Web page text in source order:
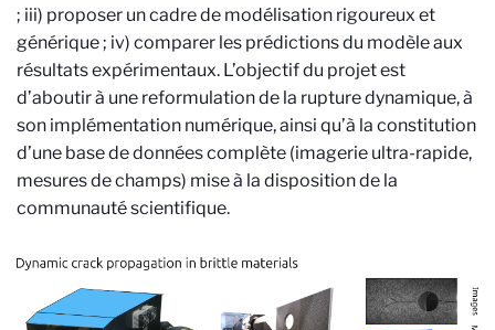
; iii) proposer un cadre de modélisation rigoureux et
générique ; iv) comparer les prédictions du modèle aux
résultats expérimentaux. L’objectif du projet est
d’aboutir à une reformulation de la rupture dynamique, à
son implémentation numérique, ainsi qu’à la constitution
d’une base de données complète (imagerie ultra-rapide,
mesures de champs) mise à la disposition de la
communauté scientifique.